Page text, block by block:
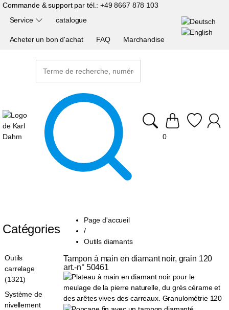
Commande & support par tél.: +49 8667 878 103
Service catalogue
Acheter un bon d'achat FAQ Marchandise
0
Page d'accueil
/
Outils diamants
Tampon à main en diamant noir, grain 120
art.-n° 50461
Catégories
Outils
carrelage
(1321)
Système de
nivellement